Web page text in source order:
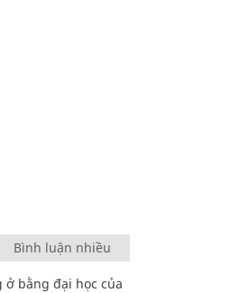
Bình luận nhiều
bằng đại học của